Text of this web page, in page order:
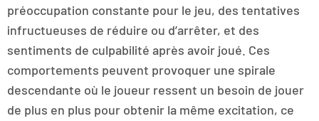
préoccupation constante pour le jeu, des tentatives
infructueuses de réduire ou d’arrêter, et des
sentiments de culpabilité après avoir joué. Ces
comportements peuvent provoquer une spirale
descendante où le joueur ressent un besoin de jouer
de plus en plus pour obtenir la même excitation, ce